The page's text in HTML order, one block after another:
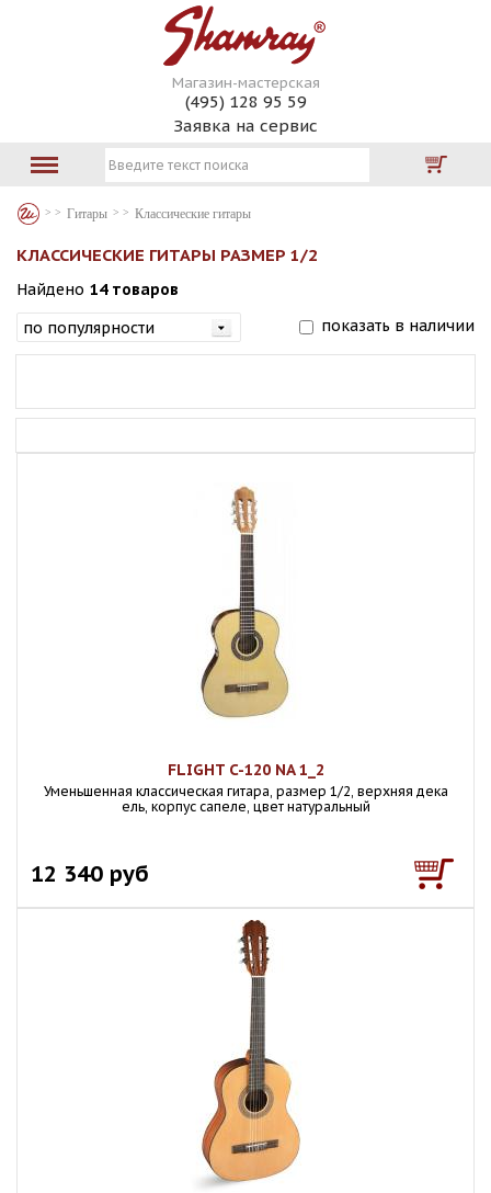
Магазин-мастерская
(495) 128 95 59
Заявка на сервис
Гитары Классические гитары
КЛАССИЧЕСКИЕ ГИТАРЫ РАЗМЕР 1/2
Найдено 14 товаров
показать в наличии
FLIGHT C-120 NA 1_2
Уменьшенная классическая гитара, размер 1/2, верхняя дека
ель, корпус сапеле, цвет натуральный
12 340 руб